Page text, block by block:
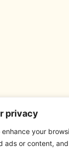
privacy
enhance your
ads or content,